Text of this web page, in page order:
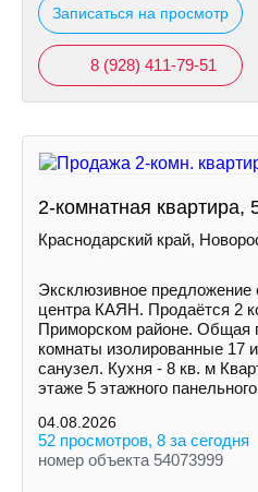
Записаться на просмотр
8 (928) 411-79-51
2-комнатная квартира,
Краснодарский край,
Эксклюзивное
центра КАЯН. Продаётся 2
Приморском районе. Общая
комнаты изолированные 17
санузел. Кухня - 8 кв. м
этаже 5 этажного
04.08.2026
52 просмотров, 8 за сегодня
номер объекта 54073999